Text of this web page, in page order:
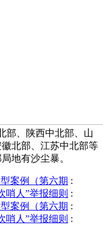
部、陕西中北部、山
北部、江苏中北部等
地有沙尘暴。
案例（第六期 :
哨人”举报细则 :
案例（第六期 :
哨人”举报细则 :